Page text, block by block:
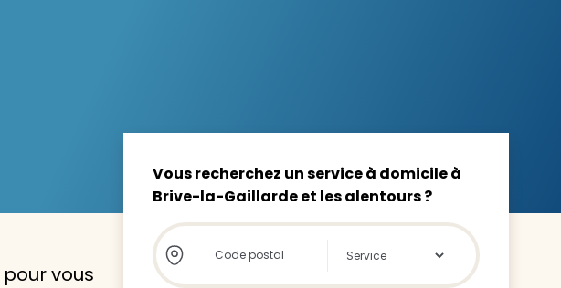
pour vous
Vous recherchez un service à domicile à
Brive-la-Gaillarde et les alentours ?
Store locator global - Autocompletion
Rechercher